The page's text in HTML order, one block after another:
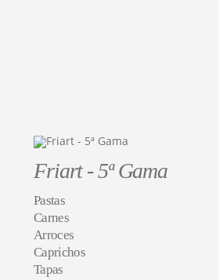
Friart - 5ª Gama
Pastas
Carnes
Arroces
Caprichos
Tapas